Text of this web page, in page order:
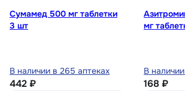
Сумамед 500 мг таблетки
3 шт
В наличии в 265 аптеках
442 ₽
мг
В
168 ₽